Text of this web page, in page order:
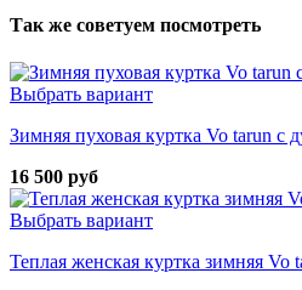
Так же советуем посмотреть
Выбрать вариант
Зимняя пуховая куртка Vo tarun с
16 500 руб
Выбрать вариант
Теплая женская куртка зимняя Vo